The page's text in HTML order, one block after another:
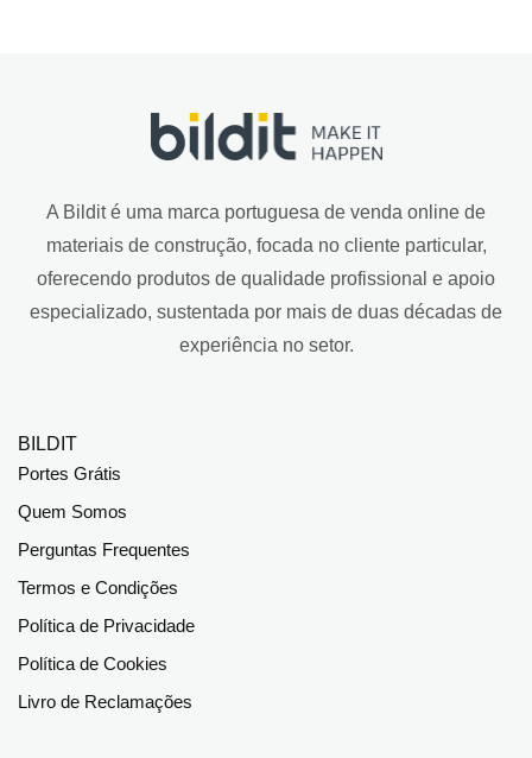
A Bildit é uma marca portuguesa de venda online de
materiais de construção, focada no cliente particular,
oferecendo produtos de qualidade profissional e apoio
especializado, sustentada por mais de duas décadas de
experiência no setor.
BILDIT
Portes Grátis
Quem Somos
Perguntas Frequentes
Termos e Condições
Política de Privacidade
Política de Cookies
Livro de Reclamações